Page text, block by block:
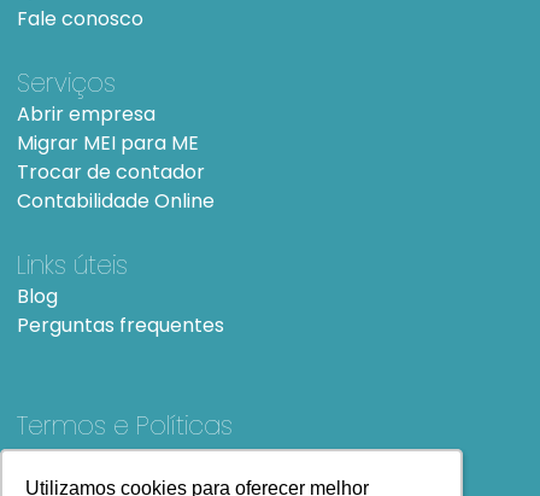
Utilizamos cookies para oferecer melhor
Utilizamos cookies para oferecer melhor
Fale conosco
Serviços
Abrir empresa
Migrar MEI para ME
Trocar de contador
Contabilidade Online
Links úteis
Blog
Perguntas frequentes
Termos e Políticas
Termos e condições de UsoSiteMap